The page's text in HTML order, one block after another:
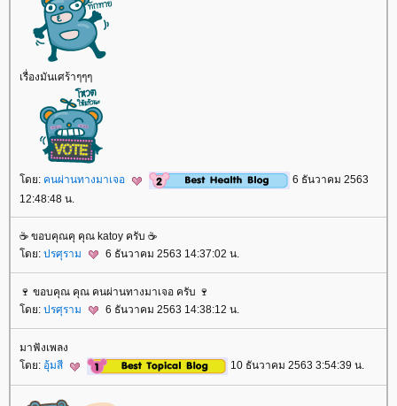
เรื่องมันเศร้าๆๆๆ
ดย: คนผ่านทางมาเจอ
6 ธันวาคม 2563
12:48:48 น.
☕ ขอบคุณคุ คุณ katoy ครับ ☕
ดย: ปรศุราม 6 ธันวาคม 2563 14:37:02 น.
🍷 ขอบคุณ คุณ คนผ่านทางมาเจอ ครับ 🍷
ดย: ปรศุราม 6 ธันวาคม 2563 14:38:12 น.
มาฟังเพลง
ดย: อุ้มสี 10 ธันวาคม 2563 3:54:39 น.